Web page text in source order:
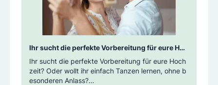
105 Minuten Kursdauer/Abend)
Natürlich inkl. unserem Servicepaket wie Gratis-Er
satzabend für versäumte Kursabende, Wiederhol
ertarif 50% und Kursplatzlimitierung - sichert euch
gleich euren Platz!
Ihr sucht die perfekte Vorbereitung für eure Hoc
hzeit? Oder wollt ihr einfach Tanzen lernen, ohn
e besonderen Anlass?
Ihr sucht die perfekte Vorbereitung für eure Hoch
zeit? Oder wollt ihr einfach Tanzen lernen, ohne b
esonderen Anlass?